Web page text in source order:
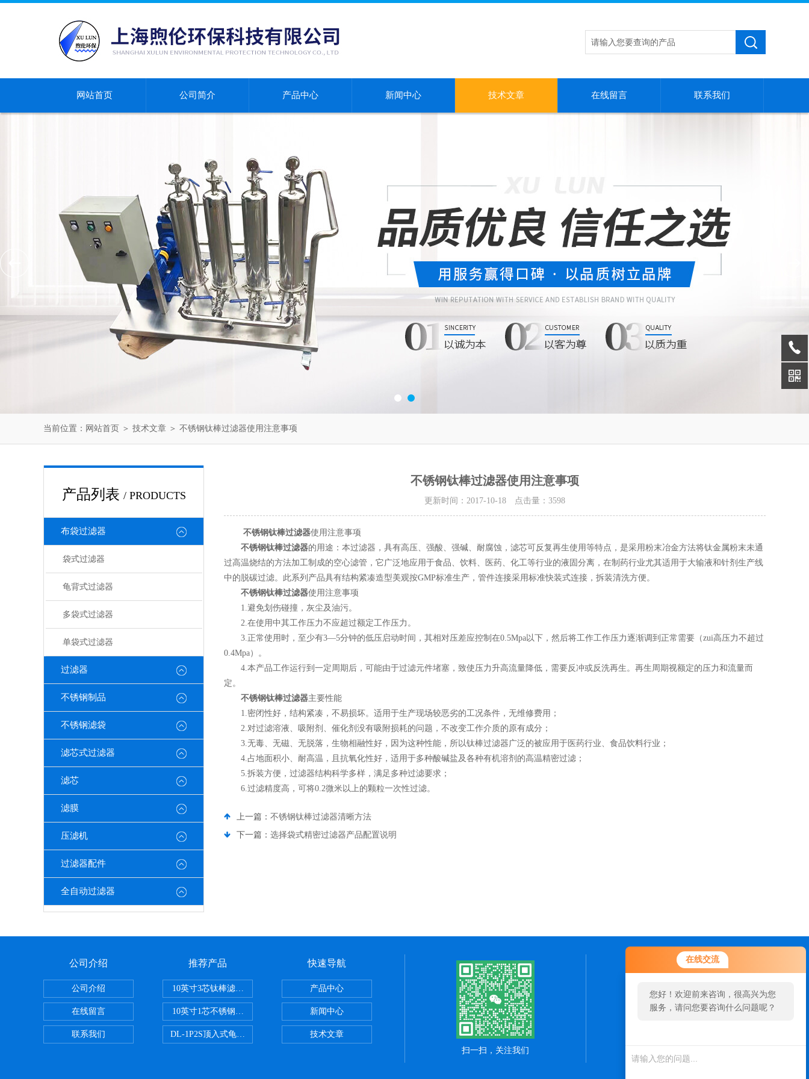
在线交流
您好！欢迎前来咨询，很高兴为您
服务，请问您要咨询什么问题呢？
网站首页 公司简介 产品中心 新闻中心 技术文章 在线留言 联系我们
当前位置： 网站首页 ＞ 技术文章 ＞ 不锈钢钛棒过滤器使用注意事项
产品列表 / PRODUCTS
布袋过滤器
袋式过滤器
龟背式过滤器
多袋式过滤器
单袋式过滤器
过滤器
不锈钢制品
不锈钢滤袋
滤芯式过滤器
滤芯
滤膜
压滤机
过滤器配件
全自动过滤器
不锈钢钛棒过滤器使用注意事项
更新时间：2017-10-18 点击量： 3598
不锈钢钛棒过滤器使用注意事项
不锈钢钛棒过滤器的用途：本过滤器，具有高压、强酸、强碱、耐腐蚀，滤芯可反复再生使用等特点，是采用粉末冶金方法将钛金属粉末未通
过高温烧结的方法加工制成的空心滤管，它广泛地应用于食品、饮料、医药、化工等行业的液固分离，在制药行业尤其适用于大输液和针剂生产线
中的脱碳过滤。此系列产品具有结构紧凑造型美观按GMP标准生产，管件连接采用标准快装式连接，拆装清洗方便。
不锈钢钛棒过滤器使用注意事项
1.避免划伤碰撞，灰尘及油污。
2.在使用中其工作压力不应超过额定工作压力。
3.正常使用时，至少有3—5分钟的低压启动时间，其相对压差应控制在0.5Mpa以下，然后将工作工作压力逐渐调到正常需要（zui高压力不超过
0.4Mpa）。
4.本产品工作运行到一定周期后，可能由于过滤元件堵塞，致使压力升高流量降低，需要反冲或反洗再生。再生周期视额定的压力和流量而
定。
不锈钢钛棒过滤器主要性能
1.密闭性好，结构紧凑，不易损坏。适用于生产现场较恶劣的工况条件，无维修费用；
2.对过滤溶液、吸附剂、催化剂没有吸附损耗的问题，不改变工作介质的原有成分；
3.无毒、无磁、无脱落，生物相融性好，因为这种性能，所以钛棒过滤器广泛的被应用于医药行业、食品饮料行业；
4.占地面积小、耐高温，且抗氧化性好，适用于多种酸碱盐及各种有机溶剂的高温精密过滤；
5.拆装方便，过滤器结构科学多样，满足多种过滤要求；
6.过滤精度高，可将0.2微米以上的颗粒一次性过滤。
上一篇： 不锈钢钛棒过滤器清晰方法
下一篇： 选择袋式精密过滤器产品配置说明
公司介绍
公司介绍
在线留言
联系我们
推荐产品
10英寸3芯钛棒滤芯过滤器
10英寸1芯不锈钢钛棒过滤器
DL-1P2S顶入式龟背过滤器
快速导航
产品中心
新闻中心
技术文章
扫一扫，关注我们
联系我们
24小时热线：